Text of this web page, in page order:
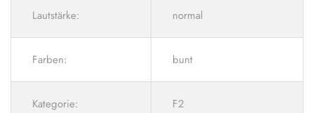
Lautstärke: normal
Farben: bunt
Kategorie: F2